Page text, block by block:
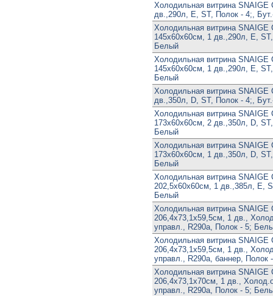
Холодильная витрина SNAIGE
дв.,290л, E, ST, Полок - 4;,
Холодильная витрина SNAIGE
145х60х60см, 1 дв.,290л, E,
Белый
Холодильная витрина SNAIGE
145х60х60см, 1 дв.,290л, E,
Белый
Холодильная витрина SNAIGE
дв.,350л, D, ST, Полок - 4;,
Холодильная витрина SNAIGE
173х60х60см, 2 дв.,350л, D,
Белый
Холодильная витрина SNAIGE
173х60х60см, 1 дв.,350л, D,
Белый
Холодильная витрина SNAIGE
202,5х60х60см, 1 дв.,385л, E,
Белый
Холодильная витрина SNAIGE
206,4х73,1х59,5см, 1 дв.,
управл., R290a, Полок - 5;
Холодильная витрина SNAIGE
206,4х73,1х59,5см, 1 дв.,
управл., R290a, баннер, Полок
Холодильная витрина SNAIGE
206,4х73,1х70см, 1 дв.,
управл., R290a, Полок - 5;